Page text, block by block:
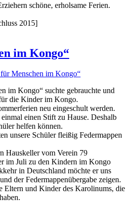
schöne, erholsame Ferien.
2015]
im Kongo“
Menschen im Kongo“
im Kongo“ suchte gebrauchte und
die Kinder im Kongo.
neu eingeschult werden.
einen Stift zu Hause. Deshalb
helfen können.
unsere Schüler fleißig Federmappen
Hauskeller vom Verein 79
im Juli zu den Kindern im Kongo
in Deutschland möchte er uns
der Federmappenübergabe zeigen.
Eltern und Kinder des Karolinums, die